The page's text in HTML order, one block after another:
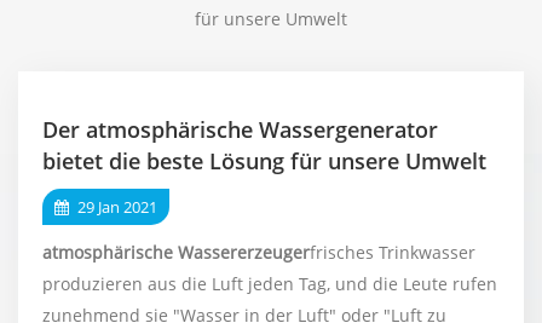
für unsere Umwelt
Der atmosphärische Wassergenerator
bietet die beste Lösung für unsere Umwelt
29 Jan 2021
atmosphärische Wassererzeugerfrisches Trinkwasser
produzieren aus die Luft jeden Tag, und die Leute rufen
zunehmend sie "Wasser in der Luft" oder "Luft zu